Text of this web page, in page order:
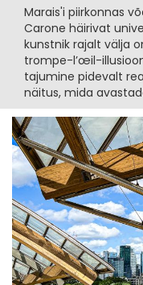
Marais'i piirkonnas
Carone häirivat
kunstnik rajalt välja
trompe-l’œil-
tajumine pidevalt
näitus, mida